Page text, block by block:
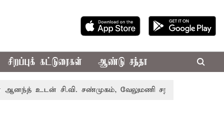
சிறப்புக் கட்டுரைகள் ஆண்டு சந்தா
சி.வி. சண்முகம், வேலுமணி சந்திப்பு